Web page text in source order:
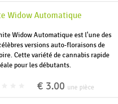
Widow Automatique
Widow Automatique est l'une des
versions auto-floraisons de
Cette variété de cannabis rapide
pour les débutants.
€ 3.00 une pièce